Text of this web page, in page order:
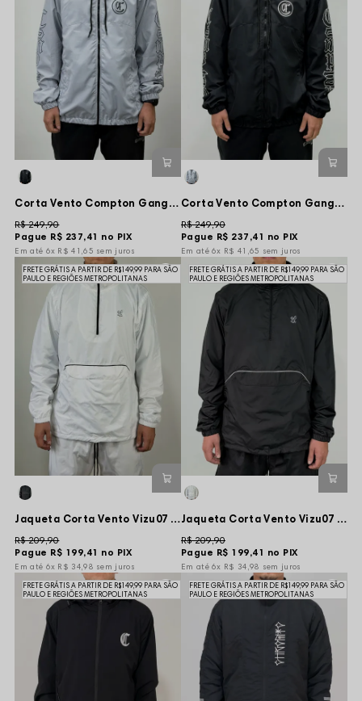
Corta Vento Compton Gang Life 88 - Gelo
Pague R$ 237,41 no PIX
R$ 249,90
6x R$ 41,65 sem juros
Corta Vento Compton Gang Life 88 - Preta
Pague R$ 237,41 no PIX
R$ 249,90
6x R$ 41,65 sem juros
FRETE GRÁTIS A PARTIR DE R$149,99 PARA SÃO
PAULO E REGIÕES METROPOLITANAS
Jaqueta Corta Vento Vizu07 Anorak Line Logo New - Branca
Pague R$ 199,41 no PIX
R$ 209,90
6x R$ 34,98 sem juros
FRETE GRÁTIS A PARTIR DE R$149,99 PARA SÃO
PAULO E REGIÕES METROPOLITANAS
Jaqueta Corta Vento Vizu07 Anorak Line Logo New - Preta
Pague R$ 199,41 no PIX
R$ 209,90
6x R$ 34,98 sem juros
FRETE GRÁTIS A PARTIR DE R$149,99 PARA SÃO
PAULO E REGIÕES METROPOLITANAS
FRETE GRÁTIS A PARTIR DE R$149,99 PARA SÃO
PAULO E REGIÕES METROPOLITANAS